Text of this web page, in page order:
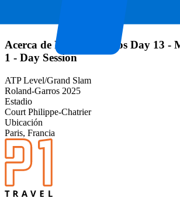
Acerca de Roland-Garros Day 13 -
1 - Day Session
ATP Level/Grand Slam
Roland-Garros 2025
Estadio
Court Philippe-Chatrier
Ubicación
Paris, Francia